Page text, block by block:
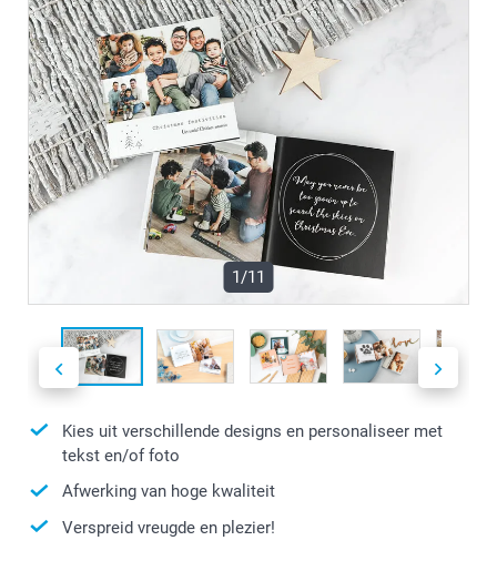
1/11
Kies uit verschillende designs en personaliseer met
tekst en/of foto
Afwerking van hoge kwaliteit
Verspreid vreugde en plezier!